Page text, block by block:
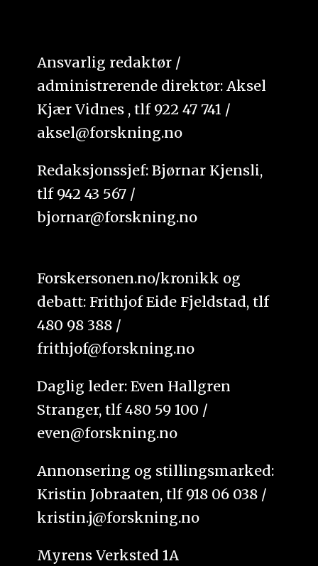
Ansvarlig redaktør /
administrerende direktør: Aksel
Kjær Vidnes , tlf 922 47 741 /
aksel@forskning.no
Redaksjonssjef: Bjørnar Kjensli,
tlf 942 43 567 /
bjornar@forskning.no
Forskersonen.no/kronikk og
debatt: Frithjof Eide Fjeldstad, tlf
480 98 388 /
frithjof@forskning.no
Daglig leder: Even Hallgren
Stranger, tlf 480 59 100 /
even@forskning.no
Annonsering og stillingsmarked:
Kristin Jobraaten, tlf 918 06 038 /
kristin.j@forskning.no
Myrens Verksted 1A